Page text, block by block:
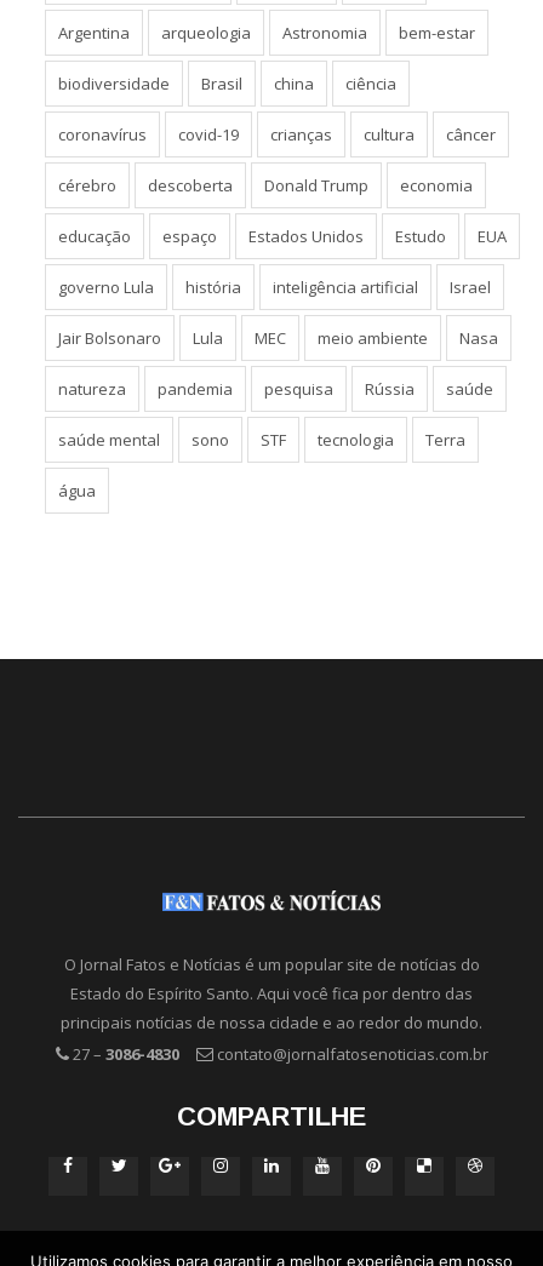
Argentina arqueologia Astronomia bem-estar
biodiversidade Brasil china ciência
coronavírus covid-19 crianças cultura câncer
cérebro descoberta Donald Trump economia
educação espaço Estados Unidos Estudo EUA
governo Lula história inteligência artificial Israel
Jair Bolsonaro Lula MEC meio ambiente Nasa
natureza pandemia pesquisa Rússia saúde
saúde mental sono STF tecnologia Terra
água
O Jornal Fatos e Notícias é um popular site de notícias do
Estado do Espírito Santo. Aqui você fica por dentro das
principais notícias de nossa cidade e ao redor do mundo.
27 – 3086-4830 contato@jornalfatosenoticias.com.br
COMPARTILHE
Utilizamos cookies para garantir a melhor experiência em nosso